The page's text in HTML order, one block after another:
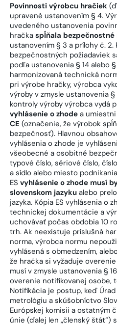
Povinnosti výrobcu hračiek
upravené ustanovením § 4.
uvedeného ustanovenia
hračka spĺňala bezpečnostné
ustanovením § 3 a prílohy č. 2.
bezpečnostných požiadaviek
podľa ustanovenia § 14 alebo
harmonizovaná technická
pri výrobe hračky, výrobca
výroby v zmysle ustanovenia
kontroly výroby výrobca vydá
vyhlásenie o zhode a
CE (označenie, že výrobok
bezpečnosť). Hlavnou
vyhlásenia o zhode je
všeobecné a osobitné
typové číslo, sériové číslo,
a sídlo alebo miesto
ES vyhlásenie o zhode musí
slovenskom jazyku alebo
jazyka. Kópia ES vyhlásenia o
technickej dokumentácie a
uchovávať počas obdobia 10
trh. Ak neexistuje príslušná
norma, výrobca normu
vyhlásená s obmedzením,
že hračka si vyžaduje
musí v zmysle ustanovenia §
overenie notifikovanej osobe,
Notifikácia je postup, keď
metrológiu a skúšobníctvo
Európskej komisii a ostatným
únie (ďalej len „členský štát“)